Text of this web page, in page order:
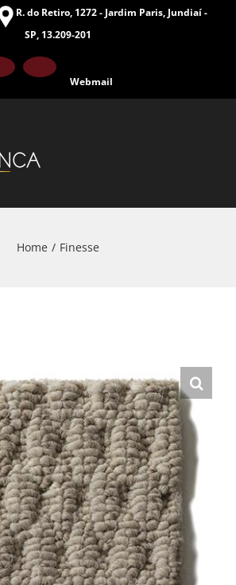
R. do Retiro, 1272 - Jardim Paris, Jundiaí -
SP, 13.209-201
FacebookInstagram
Webmail
Home Finesse